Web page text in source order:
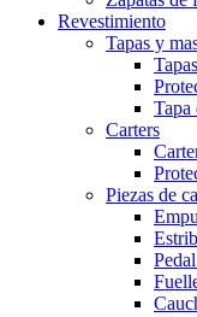
Revestimiento
Tapas y
Tapa
Carters
Piezas de